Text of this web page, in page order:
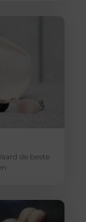
de beste